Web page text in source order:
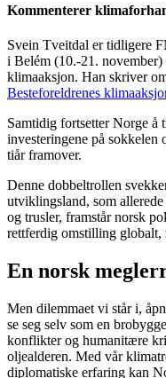
Kommenterer
Svein Tveitdal er tidligere
i Belém (10.-21. november)
klimaaksjon. Han skriver
Besteforeldrenes
Samtidig fortsetter Norge å
investeringene på
tiår framover.
Denne dobbeltrollen
utviklingsland, som
og trusler, framstår norsk
rettferdig omstilling globalt,
En norsk
Men dilemmaet vi står i,
se seg selv som en
konflikter og humanitære
oljealderen. Med vår
diplomatiske erfaring kan